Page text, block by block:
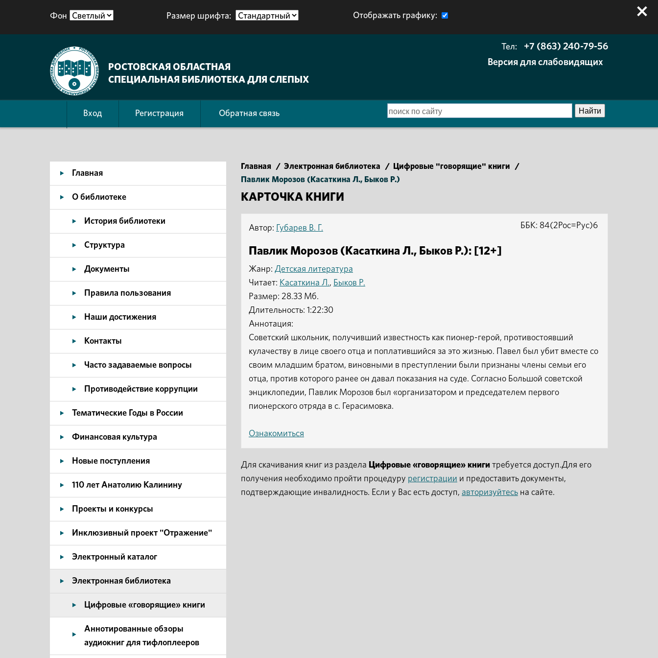
Фон Размер шрифта: Отображать графику:
РОСТОВСКАЯ ОБЛАСТНАЯ
СПЕЦИАЛЬНАЯ БИБЛИОТЕКА ДЛЯ СЛЕПЫХ
Тел:
+7 (863) 240-79-56
Версия для слабовидящих
Вход Регистрация Обратная связь
Главная
О библиотеке
История библиотеки
Структура
Документы
Правила пользования
Наши достижения
Контакты
Часто задаваемые вопросы
Противодействие коррупции
Тематические Годы в России
Финансовая культура
Новые поступления
110 лет Анатолию Калинину
Проекты и конкурсы
Инклюзивный проект "Отражение"
Электронный каталог
Электронная библиотека
Цифровые «говорящие» книги
Аннотированные обзоры
аудиокниг для тифлоплееров
Главная / Электронная библиотека / Цифровые "говорящие" книги
/
Павлик Морозов (Касаткина Л., Быков Р.)
КАРТОЧКА КНИГИ
Автор: Губарев В. Г.
Павлик Морозов (Касаткина Л., Быков Р.): [12+]
Жанр: Детская литература
Читает: Касаткина Л., Быков Р.
ББК: 84(2Рос=Рус)6
Размер: 28.33 Мб.
Длительность: 1:22:30
Аннотация:
Советский школьник, получивший известность как пионер-герой, противостоявший
кулачеству в лице своего отца и поплатившийся за это жизнью. Павел был убит вместе со
своим младшим братом, виновными в преступлении были признаны члены семьи его
отца, против которого ранее он давал показания на суде. Согласно Большой советской
энциклопедии, Павлик Морозов был «организатором и председателем первого
пионерского отряда в с. Герасимовка.
Ознакомиться
Для скачивания книг из раздела Цифровые «говорящие» книги требуется доступ.Для его
получения необходимо пройти процедуру регистрации и предоставить документы,
подтверждающие инвалидность. Если у Вас есть доступ, авторизуйтесь на сайте.